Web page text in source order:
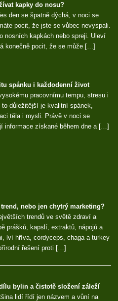
kapky do nosu?
den se špatně dýchá, v noci se
pocit, že jste se vůbec nevyspali.
nosních kapkách nebo spreji. Uleví
konečně pocit, že se může […]
spánku i každodenní život
pracovnímu tempu, stresu i
důležitější je kvalitní spánek,
těla i mysli. Právě v noci se
informace získané během dne a […]
nebo jen chytrý marketing?
trendů ve světě zdraví a
prášků, kapslí, extraktů, nápojů a
lví hříva, cordyceps, chaga a turkey
řešení proti […]
bylin a čistotě složení záleží
lidí řídí jen názvem a vůní na